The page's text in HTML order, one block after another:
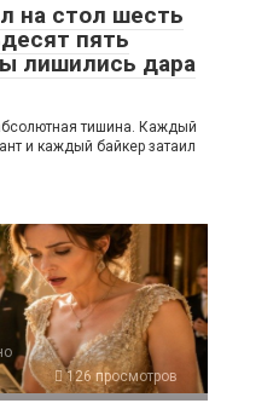
на стол шесть
пять
лишились дара
тишина. Каждый
и каждый байкер затаил
126 просмотров